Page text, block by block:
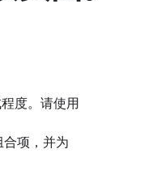
度。请使用
合项，并为